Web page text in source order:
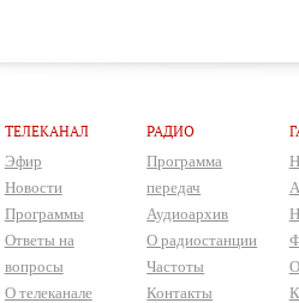
ТЕЛЕКАНАЛ
Эфир
Новости
Программы
Ответы на
вопросы
О телеканале
РАДИО
Программа
передач
Аудиоархив
О радиостанции
Частоты
Контакты